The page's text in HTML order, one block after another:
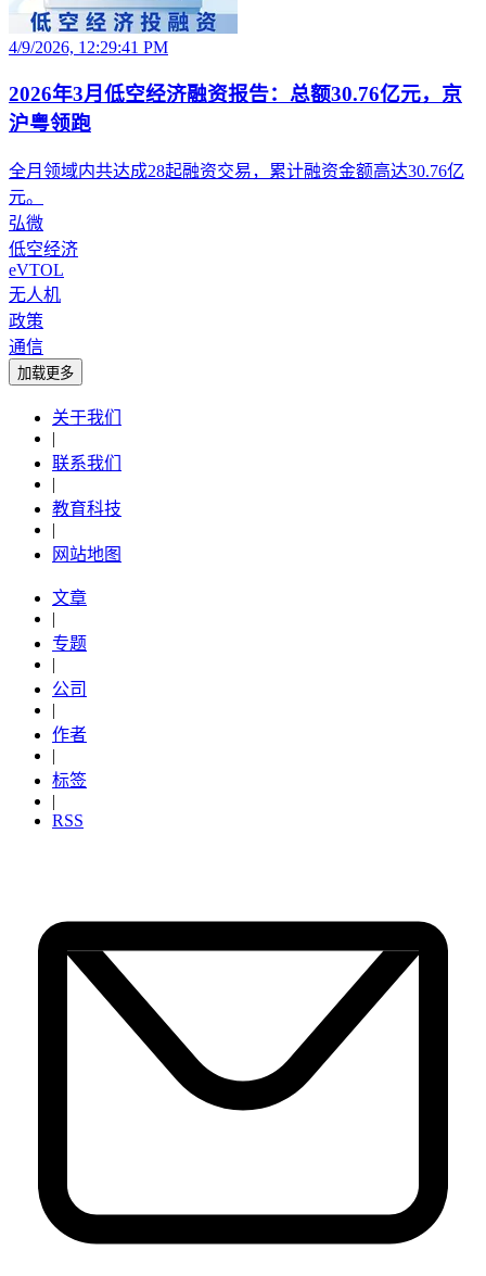
4/9/2026, 12:29:41 PM
2026年3月低空经济融资报告：总额30.76亿元，京
沪粤领跑
全月领域内共达成28起融资交易，累计融资金额高达30.76亿
元。
弘微
低空经济
eVTOL
无人机
政策
通信
加载更多
关于我们
|
联系我们
|
教育科技
|
网站地图
文章
|
专题
|
公司
|
作者
|
标签
|
RSS